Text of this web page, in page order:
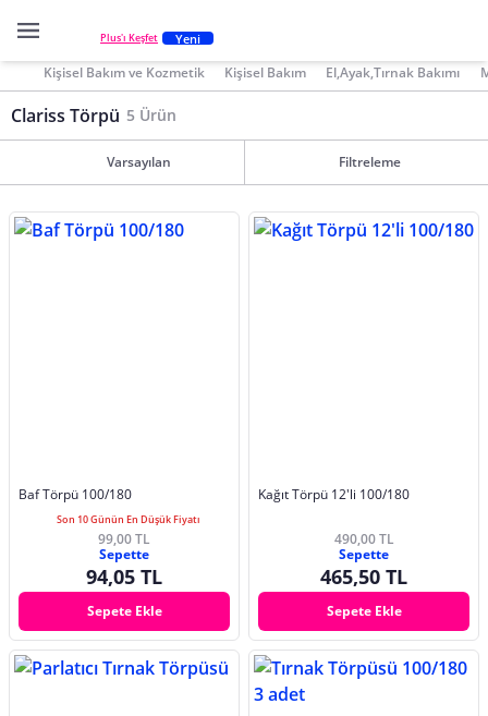
Plus'ı Keşfet Yeni
Kişisel Bakım ve Kozmetik Kişisel Bakım El,Ayak,Tırnak Bakımı
Clariss Törpü 5 Ürün
Varsayılan Filtreleme
Baf Törpü 100/180
Son 10 Günün En Düşük Fiyatı
99,00 TL
Sepette
94,05 TL
Sepete Ekle
Kağıt Törpü 12'li 100/180
490,00 TL
Sepette
465,50 TL
Sepete Ekle